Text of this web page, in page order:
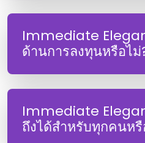
Immediate
ด้านการลงทุนหรือไม่
Immediate
ถึงได้สําหรับทุกคนห